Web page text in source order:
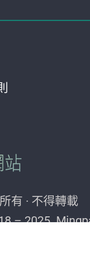
有 · 不得轉載
– 2025.